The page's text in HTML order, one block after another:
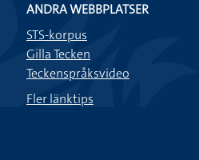
ANDRA WEBBPLATSER
STS-korpus
Gilla Tecken
Teckenspråksvideo
Fler länktips